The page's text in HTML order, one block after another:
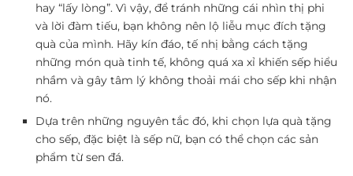
hay “lấy lòng”. Vì vậy, để tránh những cái nhìn thị phi
và lời đàm tiếu, bạn không nên lộ liễu mục đích tặng
quà của mình. Hãy kín đáo, tế nhị bằng cách tặng
những món quà tinh tế, không quá xa xỉ khiến sếp hiểu
nhầm và gây tâm lý không thoải mái cho sếp khi nhận
nó.
Dựa trên những nguyên tắc đó, khi chọn lựa quà tặng
cho sếp, đặc biệt là sếp nữ, bạn có thể chọn các sản
phẩm từ sen đá.